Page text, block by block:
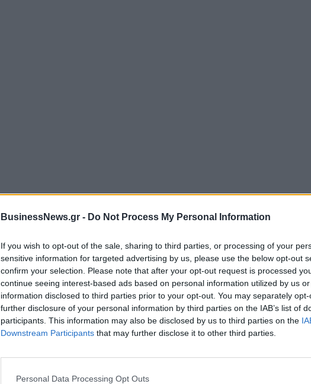
BusinessNews.gr - Do Not Process My Personal Information
If you wish to opt-out of the sale, sharing to third parties, or processing of your
sensitive information for targeted advertising by us, please use the below opt-out
confirm your selection. Please note that after your opt-out request is processed
continue seeing interest-based ads based on personal information utilized by us
information disclosed to third parties prior to your opt-out. You may separately
further disclosure of your personal information by third parties on the IAB’s list of
participants. This information may also be disclosed by us to third parties on the
Downstream Participants that may further disclose it to other third parties.
Personal Data Processing Opt Outs